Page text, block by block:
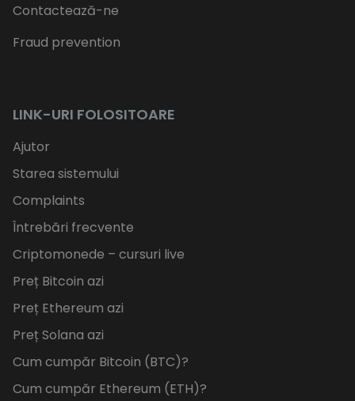
Contactează-ne
Fraud prevention
LINK-URI FOLOSITOARE
Ajutor
Starea sistemului
Complaints
Întrebări frecvente
Criptomonede – cursuri live
Preț Bitcoin azi
Preț Ethereum azi
Preț Solana azi
Cum cumpăr Bitcoin (BTC)?
Cum cumpăr Ethereum (ETH)?